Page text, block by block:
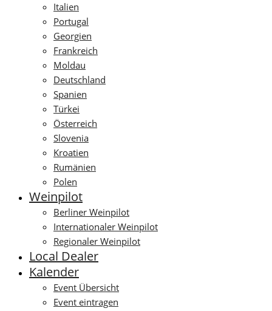
Italien
Portugal
Georgien
Frankreich
Moldau
Deutschland
Spanien
Türkei
Österreich
Slovenia
Kroatien
Rumänien
Polen
Weinpilot
Berliner Weinpilot
Internationaler Weinpilot
Regionaler Weinpilot
Local Dealer
Kalender
Event Übersicht
Event eintragen